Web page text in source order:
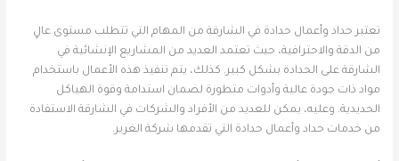
تعتبر حداد وأعمال حدادة في الشارقة من المهام التي تتطلب مستوى عالٍ
من الدقة والاحترافية، حيث تعتمد العديد من المشاريع الإنشائية في
الشارقة على الحدادة بشكل كبير. كذلك، يتم تنفيذ هذه الأعمال باستخدام
مواد ذات جودة عالية وأدوات متطورة لضمان استدامة وقوة الهياكل
الحديدية. وعليه، يمكن للعديد من الأفراد والشركات في الشارقة الاستفادة
من خدمات حداد وأعمال حدادة التي تقدمها شركة الغرير.